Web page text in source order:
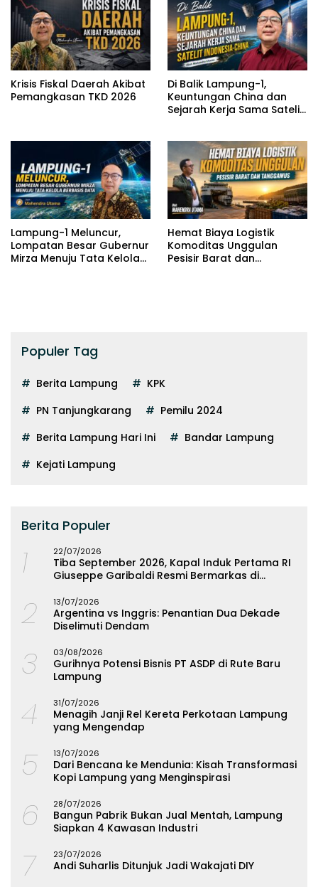
Krisis Fiskal Daerah Akibat
Pemangkasan TKD 2026
Di Balik Lampung-1,
Keuntungan China dan
Sejarah Kerja Sama Satelit
Lampung-1 Meluncur,
Lompatan Besar Gubernur
Mirza Menuju Tata Kelola
Hemat Biaya Logistik
Komoditas Unggulan
Pesisir Barat dan
Populer Tag
Berita Lampung
KPK
PN Tanjungkarang
Pemilu 2024
Berita Lampung Hari Ini
Bandar Lampung
Kejati Lampung
Berita Populer
1 22/07/2026
Tiba September 2026, Kapal Induk Pertama RI
Giuseppe Garibaldi Resmi Bermarkas di
2 13/07/2026
Argentina vs Inggris: Penantian Dua Dekade
Diselimuti Dendam
3 03/08/2026
Gurihnya Potensi Bisnis PT ASDP di Rute Baru
Lampung
4 31/07/2026
Menagih Janji Rel Kereta Perkotaan Lampung
yang Mengendap
5 13/07/2026
Dari Bencana ke Mendunia: Kisah Transformasi
Kopi Lampung yang Menginspirasi
6 28/07/2026
Bangun Pabrik Bukan Jual Mentah, Lampung
Siapkan 4 Kawasan Industri
7 23/07/2026
Andi Suharlis Ditunjuk Jadi Wakajati DIY